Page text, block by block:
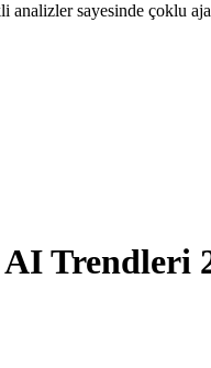
analizler sayesinde çoklu
Trendleri